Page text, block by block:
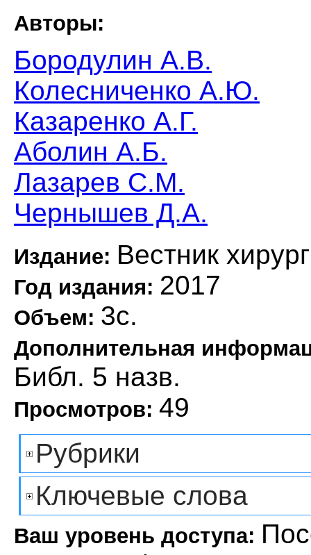
Авторы:
Бородулин А.В.
Колесниченко А.Ю.
Казаренко А.Г.
Аболин А.Б.
Лазарев С.М.
Чернышев Д.А.
Издание: Вестник
Год издания: 2017
Объем: 3с.
Дополнительная
Библ. 5 назв.
Просмотров: 49
Рубрики
Ключевые слова
Ваш уровень доступа: